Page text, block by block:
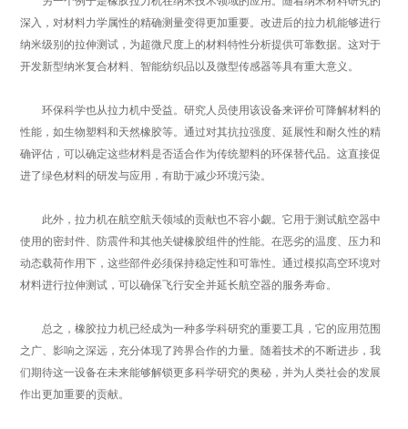
深入，对材料力学属性的精确测量变得更加重要。改进后的拉力机能够进行
纳米级别的拉伸测试，为超微尺度上的材料特性分析提供可靠数据。这对于
开发新型纳米复合材料、智能纺织品以及微型传感器等具有重大意义。
环保科学也从拉力机中受益。研究人员使用该设备来评价可降解材料的
性能，如生物塑料和天然橡胶等。通过对其抗拉强度、延展性和耐久性的精
确评估，可以确定这些材料是否适合作为传统塑料的环保替代品。这直接促
进了绿色材料的研发与应用，有助于减少环境污染。
此外，拉力机在航空航天领域的贡献也不容小觑。它用于测试航空器中
使用的密封件、防震件和其他关键橡胶组件的性能。在恶劣的温度、压力和
动态载荷作用下，这些部件必须保持稳定性和可靠性。通过模拟高空环境对
材料进行拉伸测试，可以确保飞行安全并延长航空器的服务寿命。
总之，橡胶拉力机已经成为一种多学科研究的重要工具，它的应用范围
之广、影响之深远，充分体现了跨界合作的力量。随着技术的不断进步，我
们期待这一设备在未来能够解锁更多科学研究的奥秘，并为人类社会的发展
作出更加重要的贡献。